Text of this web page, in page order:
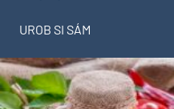
UROB SI SÁM